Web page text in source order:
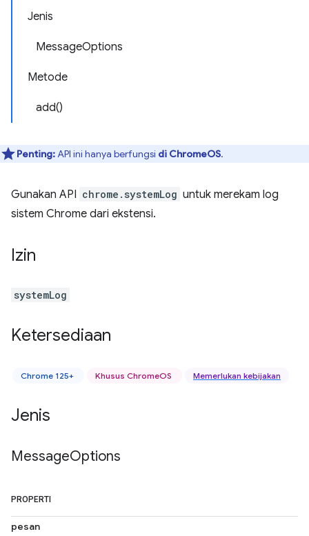
Jenis
MessageOptions
Metode
add()
Penting:API ini hanya berfungsi di ChromeOS.
Gunakan API chrome.systemLog untuk merekam log
sistem Chrome dari ekstensi.
Izin
systemLog
Ketersediaan
Chrome 125+ Khusus ChromeOS Memerlukan kebijakan
Jenis
MessageOptions
PROPERTI
pesan